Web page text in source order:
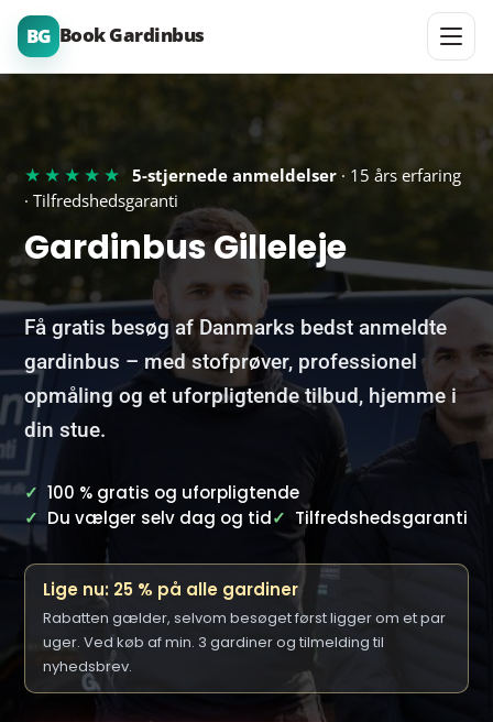
BG Book Gardinbus
★★★★★ 5-stjernede anmeldelser · 15 års erfaring
· Tilfredshedsgaranti
Gardinbus Gilleleje
Få gratis besøg af Danmarks bedst anmeldte
gardinbus – med stofprøver, professionel
opmåling og et uforpligtende tilbud, hjemme i
din stue.
✓ 100 % gratis og uforpligtende
✓ Du vælger selv dag og tid✓ Tilfredshedsgaranti
Lige nu: 25 % på alle gardiner
Rabatten gælder, selvom besøget først ligger om et par
uger. Ved køb af min. 3 gardiner og tilmelding til
nyhedsbrev.